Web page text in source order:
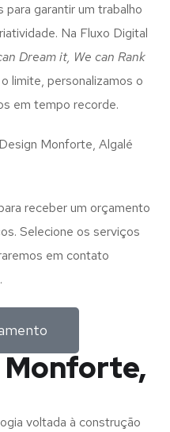
garantir um trabalho
Na Fluxo Digital
Dream it, We can Rank
limite, personalizamos o
em tempo recorde.
Monforte, Algalé
receber um orçamento
Selecione os serviços
em contato
Monforte,
voltada à construção